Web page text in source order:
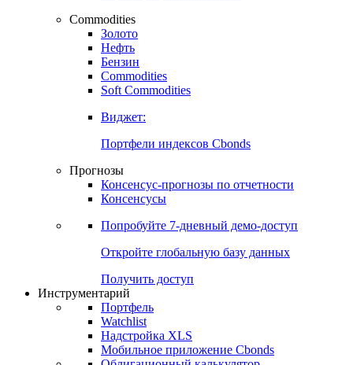
Commodities
Золото
Нефть
Бензин
Commodities
Soft Commodities
Виджет:
Портфели индексов Cbonds
Прогнозы
Консенсус-прогнозы по отчетности
Консенсусы
Попробуйте 7-дневный демо-доступ
Откройте глобальную базу данных
Получить доступ
Инструментарий
Портфель
Watchlist
Надстройка XLS
Мобильное приложение Cbonds